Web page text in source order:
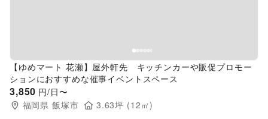
【ゆめマート 花瀬】屋外軒先 キッチンカーや販促プロモー
ションにおすすめな催事イベントスペース
3,850 円/日〜
福岡県 飯塚市 3.63坪 (12 ㎡)